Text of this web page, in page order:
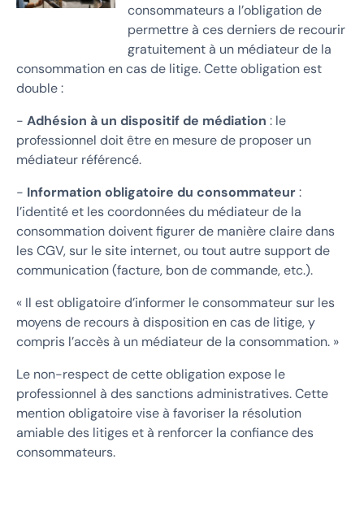
consommateurs a l’obligation de
permettre à ces derniers de recourir
gratuitement à un médiateur de la
consommation en cas de litige. Cette obligation est
double :
- Adhésion à un dispositif de médiation : le
professionnel doit être en mesure de proposer un
médiateur référencé.
- Information obligatoire du consommateur:
l’identité et les coordonnées du médiateur de la
consommation doivent figurer de manière claire dans
les CGV, sur le site internet, ou tout autre support de
communication (facture, bon de commande, etc.).
« Il est obligatoire d’informer le consommateur sur les
moyens de recours à disposition en cas de litige, y
compris l’accès à un médiateur de la consommation. »
Le non-respect de cette obligation expose le
professionnel à des sanctions administratives. Cette
mention obligatoire vise à favoriser la résolution
amiable des litiges et à renforcer la confiance des
consommateurs.